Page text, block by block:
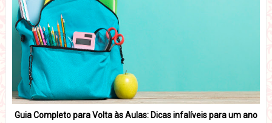
Guia Completo para Volta às Aulas: Dicas infalíveis para um ano